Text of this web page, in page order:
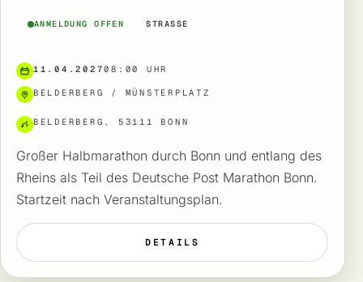
ANMELDUNG OFFEN STRASSE
11.04.202708:00 UHR
BELDERBERG / MÜNSTERPLATZ
BELDERBERG, 53111 BONN
Großer Halbmarathon durch Bonn und entlang des
Rheins als Teil des Deutsche Post Marathon Bonn.
Startzeit nach Veranstaltungsplan.
DETAILS